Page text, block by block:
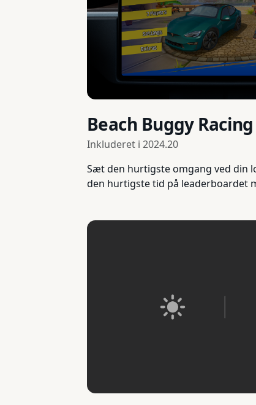
Beach Buggy
Inkluderet i 2024.20
Sæt den hurtigste omgang ved din
den hurtigste tid på leaderboardet